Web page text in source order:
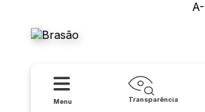
A-
Menu Transparência